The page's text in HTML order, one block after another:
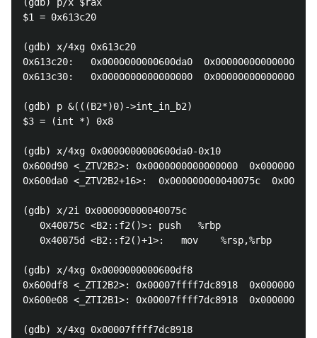
$1 = 0x613c20
(gdb) x/4xg 0x613c20
0x613c20:   0x0000000000600da0  0x0000000000000000
0x613c30:   0x0000000000000000  0x0000000000000031
(gdb) p &(((B2*)0)->int_in_b2)
$3 = (int *) 0x8
(gdb) x/4xg 0x0000000000600da0-0x10
0x600d90 <_ZTV2B2>: 0x0000000000000000
0x600da0 <_ZTV2B2+16>:  0x000000000040075c
(gdb) x/2i 0x000000000040075c
   0x40075c <B2::f2()>: push   %rbp
   0x40075d <B2::f2()+1>:   mov    %rsp,%rbp
(gdb) x/4xg 0x0000000000600df8
0x600df8 <_ZTI2B2>: 0x00007ffff7dc8918
0x600e08 <_ZTI2B1>: 0x00007ffff7dc8918
(gdb) x/4xg 0x00007ffff7dc8918